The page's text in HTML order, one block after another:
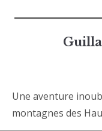
Une aventure
montagnes des